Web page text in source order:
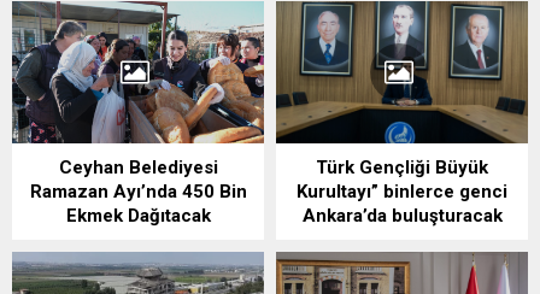
Ceyhan Belediyesi
Ramazan Ayı’nda 450 Bin
Ekmek Dağıtacak
Türk Gençliği Büyük
Kurultayı” binlerce genci
Ankara’da buluşturacak